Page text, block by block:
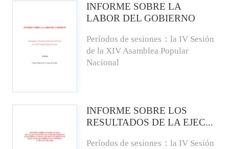
INFORME SOBRE LA
LABOR DEL GOBIERNO
Períodos de sesiones：la IV Sesión
de la XIV Asamblea Popular
Nacional
INFORME SOBRE LOS
RESULTADOS DE LA EJEC...
Períodos de sesiones：la IV Sesión